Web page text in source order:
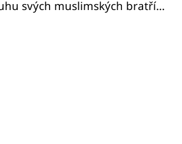
svých muslimských bratří…